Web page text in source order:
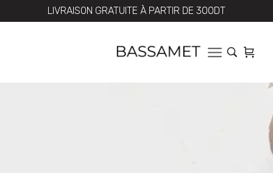
LIVRAISON GRATUITE À PARTIR DE 300DT